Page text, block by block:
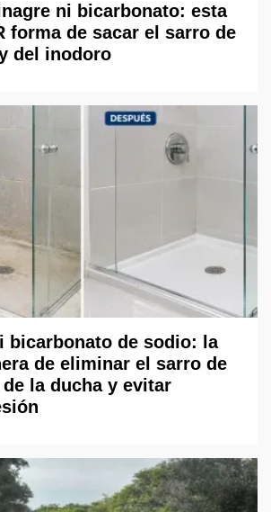
ni bicarbonato: esta
forma de sacar el sarro de
del inodoro
bicarbonato de sodio: la
de eliminar el sarro de
la ducha y evitar